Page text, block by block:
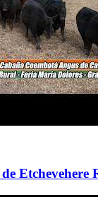
Etchevehere